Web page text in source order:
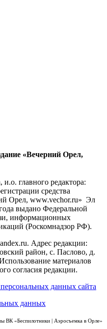
«Вечерний Орел,
и.о. главного редактора:
средства
Орел, www.vechor.ru» Эл
выдано Федеральной
информационных
(Роскомнадзор РФ).
Адрес редакции:
район, с. Паслово, д.
материалов
согласия редакции.
данных сайта
данных
ВК «Беспилотники | Аэросъемка в Орле»